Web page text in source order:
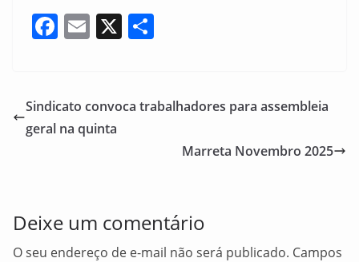
F
e
b
E
l
X
e
Sindicato convoca trabalhadores para assembleia
geral na quinta
Marreta Novembro 2025
Deixe um comentário
O seu endereço de e-mail não será publicado. Campos